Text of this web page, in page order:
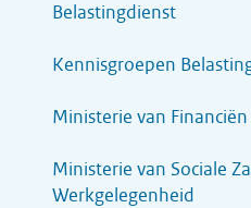
Belastingdienst
Kennisgroepen
Ministerie van Financiën
Ministerie van Sociale
Werkgelegenheid